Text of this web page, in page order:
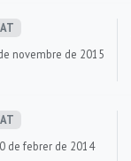
novembre de 2015
de febrer de 2014